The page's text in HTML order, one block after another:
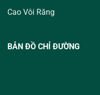
Cao Vôi Răng
BẢN ĐỒ CHỈ ĐƯỜNG